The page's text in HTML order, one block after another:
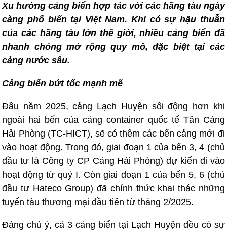
Xu hướng cảng biển hợp tác với các hãng tàu ngày
càng phổ biến tại Việt Nam. Khi có sự hậu thuẫn
của các hãng tàu lớn thế giới, nhiều cảng biển đã
nhanh chóng mở rộng quy mô, đặc biệt tại các
cảng nước sâu.
Cảng biển bứt tốc mạnh mẽ
Đầu năm 2025, cảng Lạch Huyện sôi động hơn khi
ngoài hai bến của cảng container quốc tế Tân Cảng
Hải Phòng (TC-HICT), sẽ có thêm các bến cảng mới đi
vào hoạt động. Trong đó, giai đoạn 1 của bến 3, 4 (chủ
đầu tư là Công ty CP Cảng Hải Phòng) dự kiến đi vào
hoạt động từ quý I. Còn giai đoạn 1 của bến 5, 6 (chủ
đầu tư Hateco Group) đã chính thức khai thác những
tuyến tàu thương mại đầu tiên từ tháng 2/2025.
Đáng chú ý, cả 3 cảng biển tại Lạch Huyện đều có sự